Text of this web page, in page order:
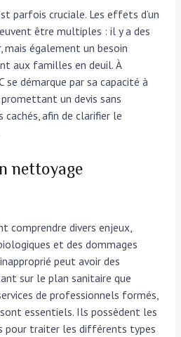
parfois cruciale. Les effets d’un
être multiples : il y a des
mais également un besoin
aux familles en deuil. À
se démarque par sa capacité à
un devis sans
afin de clarifier le
nettoyage
comprendre divers enjeux,
et des dommages
peut avoir des
sur le plan sanitaire que
de professionnels formés,
essentiels. Ils possèdent les
pour traiter les différents types